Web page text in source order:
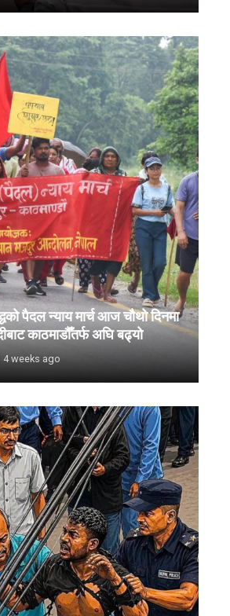
पैदल न्याय मार्च आज चौथो दिनमा
काठमाडौँतर्फ अघि बढ्यो
4 weeks ago